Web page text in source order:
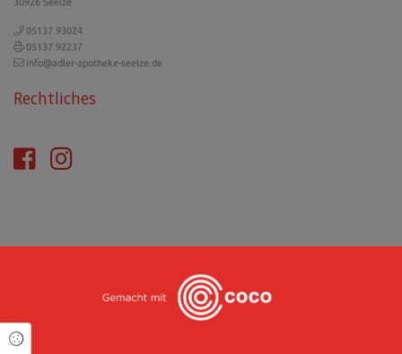
05137 93024
05137 92237
info@adler-apotheke-seelze.de
Rechtliches